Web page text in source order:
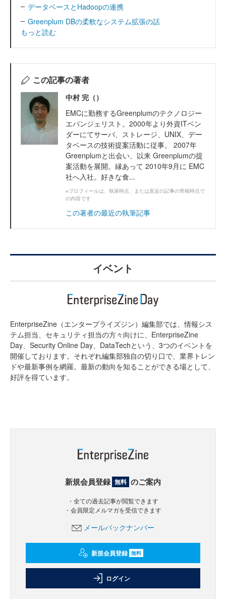
データベースとHadoopの連携
Greenplum DBの柔軟なシステム拡張の話
もっと読む
この記事の著者
中村 完（）
EMCに勤務するGreenplumのテクノロジー
エバンジェリスト。2000年より外資ITベン
ダーにてサーバ、ストレージ、UNIX、デー
タベースの技術提案活動に従事。 2007年
Greenplumと出会い、以来 Greenplumの提
案活動を展開。縁あって 2010年9月に EMC
社へ入社。好きな食...
※プロフィールは、執筆時点、または直近の記事の寄稿時点で
の内容です
この著者の最近の執筆記事
イベント
EnterpriseZine（エンタープライズジン）編集部では、情報シス
テム担当、セキュリティ担当の方々向けに、EnterpriseZine
Day、Security Online Day、DataTechという、3つのイベントを
開催しております。それぞれ編集部独自の切り口で、業界トレン
ドや最新事例を網羅。最新の動向を知ることができる場として、
好評を得ています。
新規会員登録 無料 のご案内
・全ての過去記事が閲覧できます
・会員限定メルマガを受信できます
メールバックナンバー
新規会員登録 無料
ログイン